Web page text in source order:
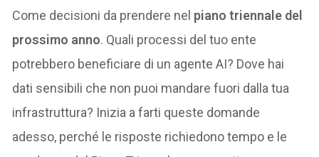
Come decisioni da prendere nel piano triennale del
prossimo anno. Quali processi del tuo ente
potrebbero beneficiare di un agente AI? Dove hai
dati sensibili che non puoi mandare fuori dalla tua
infrastruttura? Inizia a farti queste domande
adesso, perché le risposte richiedono tempo e le